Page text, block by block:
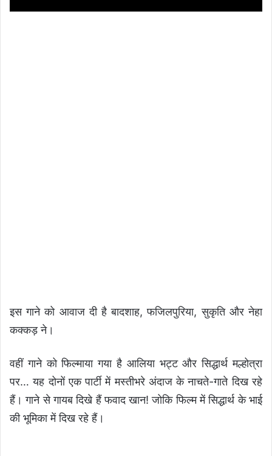
इस गाने को आवाज दी है बादशाह, फजिलपुरिया, सुकृति और नेहा
कक्कड़ ने।
वहीं गाने को फिल्माया गया है आलिया भट्ट और सिद्धार्थ मल्होत्रा
पर… यह दोनों एक पार्टी में मस्तीभरे अंदाज के नाचते-गाते दिख रहे
हैं। गाने से गायब दिखे हैं फवाद खान! जोकि फिल्म में सिद्धार्थ के भाई
की भूमिका में दिख रहे हैं।